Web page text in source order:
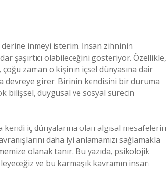
derine inmeyi isterim. İnsan zihninin
şaşırtıcı olabileceğini gösteriyor. Özellikle,
çoğu zaman o kişinin içsel dünyasına dair
devreye girer. Birinin kendisini bir duruma
bilişsel, duygusal ve sosyal sürecin
iç dünyalarına olan algısal
daha iyi anlamamızı sağlamakla
olanak tanır. Bu yazıda, psikolojik
ve bu karmaşık kavramın insan